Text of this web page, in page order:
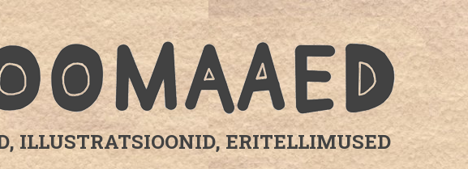
ILLUSTRATSIOONID, ERITELLIMUSED